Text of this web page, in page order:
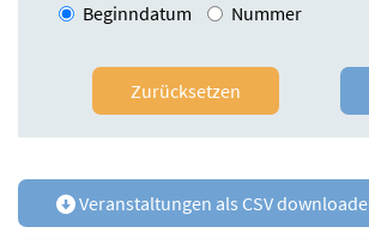
Beginndatum
Nummer
Zurücksetzen
Veranstaltungen als CSV